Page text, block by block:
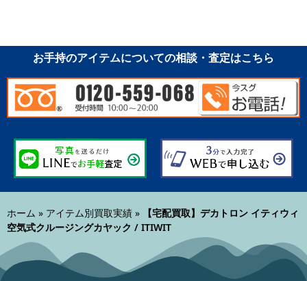
お手持のアイテムについての相談・査定はこちら
ホーム » アイテム別買取実績 »
【宅配買取】デカトロン イティウィ
空気式クルージングカヤック / ITIWIT